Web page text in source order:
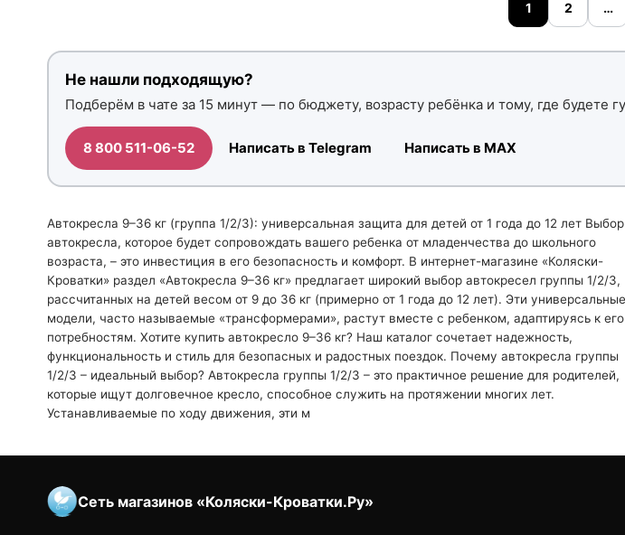
1 2 …
Не нашли подходящую?
Подберём в чате за 15 минут — по бюджету, возрасту ребёнка и тому, где будете
8 800 511-06-52 Написать в Telegram Написать в MAX
Автокресла 9–36 кг (группа 1/2/3): универсальная защита для детей от 1 года до 12 лет Выбор
автокресла, которое будет сопровождать вашего ребенка от младенчества до школьного
возраста, – это инвестиция в его безопасность и комфорт. В интернет-магазине «Коляски-
Кроватки» раздел «Автокресла 9–36 кг» предлагает широкий выбор автокресел группы 1/2/3,
рассчитанных на детей весом от 9 до 36 кг (примерно от 1 года до 12 лет). Эти универсальные
модели, часто называемые «трансформерами», растут вместе с ребенком, адаптируясь к его
потребностям. Хотите купить автокресло 9–36 кг? Наш каталог сочетает надежность,
функциональность и стиль для безопасных и радостных поездок. Почему автокресла группы
1/2/3 – идеальный выбор? Автокресла группы 1/2/3 – это практичное решение для родителей,
которые ищут долговечное кресло, способное служить на протяжении многих лет.
Устанавливаемые по ходу движения, эти м
Сеть магазинов «Коляски-Кроватки.Ру»